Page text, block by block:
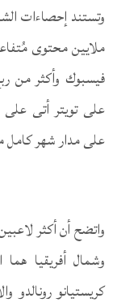
وتستند إحصاءات
ملايين محتوى
على مدار شهر كامل من 14 يونيو حتى 15
واتضح أن أكثر
وشمال أفريقيا
كريستيانو رونالدو